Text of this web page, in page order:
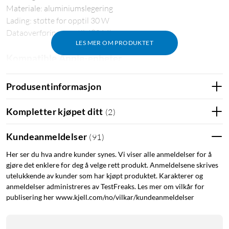
LES MER OM PRODUKTET
Materiale: aluminiumslegering
Lading: støtte for opptil 30 W
Dataoverføring: opptil 480 Mbps
Kompatible Apple-enheter
Produktet er MFI-sertifisert. Bruk av Made for Apple-merket
innebærer at et tilbehør er designet for spesifikt å bli koblet til
de Apple-produktene som oppgis nedenfor, og er sertifisert av
utvikleren for å oppfylle Apples standarder for ytelse. Apple er
imidlertid ikke ansvarlig for driften av denne enheten eller
dens samsvar med sikkerhets- og reguleringsstandarder.
iPhone
iPhone 14 Pro Max, iPhone 14 Pro, iPhone 14 Plus, iPhone 14
iPhone 13 Pro Max, iPhone 13 Pro, iPhone 13, iPhone 13 Mini
iPhone 12 Pro Max, iPhone 12 Pro, iPhone 12, iPhone 12 Mini
Produsentinformasjon
Kompletter kjøpet ditt (2)
Kundeanmeldelser (91 )
Her ser du hva andre kunder synes. Vi viser alle anmeldelser for å
gjøre det enklere for deg å velge rett produkt. Anmeldelsene skrives
utelukkende av kunder som har kjøpt produktet. Karakterer og
anmeldelser administreres av TestFreaks. Les mer om vilkår for
publisering her www.kjell.com/no/vilkar/kundeanmeldelser